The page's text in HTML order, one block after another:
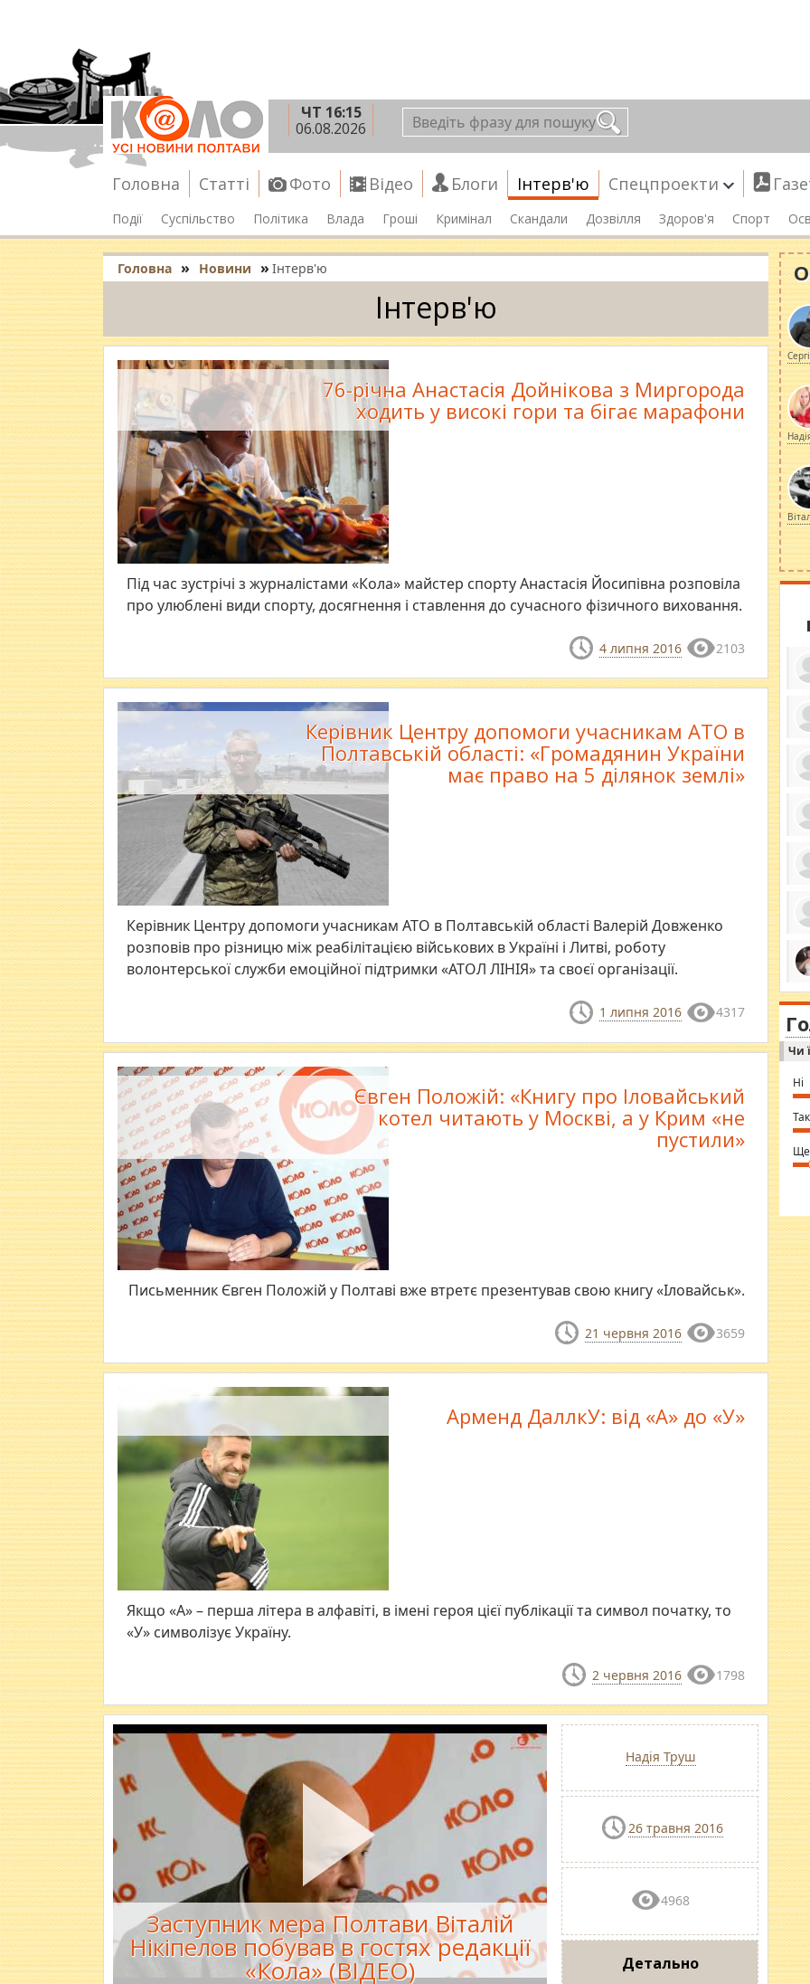
ЧТ 16:15
06.08.2026
Головна Статті Фото Відео Блоги Інтерв'ю Спецпроекти
Події Суспільство Політика Влада Гроші Кримінал Скандали Дозвілля Здоров'я Спорт
Головна » Новини » Інтерв'ю
Інтерв'ю
76-річна Анастасія Дойнікова з Миргорода
ходить у високі гори та бігає марафони
Під час зустрічі з журналістами «Кола» майстер спорту Анастасія Йосипівна розповіла
про улюблені види спорту, досягнення і ставлення до сучасного фізичного виховання.
4 липня 2016 2103
Керівник Центру допомоги учасникам АТО в
Полтавській області: «Громадянин України
має право на 5 ділянок землі»
Керівник Центру допомоги учасникам АТО в Полтавській області Валерій Довженко
розповів про різницю між реабілітацією військових в Україні і Литві, роботу
волонтерської служби емоційної підтримки «АТОЛ ЛІНІЯ» та своєї організації.
1 липня 2016 4317
Євген Положій: «Книгу про Іловайський
котел читають у Москві, а у Крим «не
пустили»
Письменник Євген Положій у Полтаві вже втретє презентував свою книгу «Іловайськ».
21 червня 2016 3659
Арменд ДаллкУ: від «А» до «У»
Якщо «А» – перша літера в алфавіті, в імені героя цієї публікації та символ початку, то
«У» символізує Україну.
2 червня 2016 1798
Заступник мера Полтави Віталій
Нікіпелов побував в гостях редакції
«Кола» (ВІДЕО)
Надія Труш
26 травня 2016
4968
Детально
за
ми
in
⇒
Чи
Ні
Так
Ще